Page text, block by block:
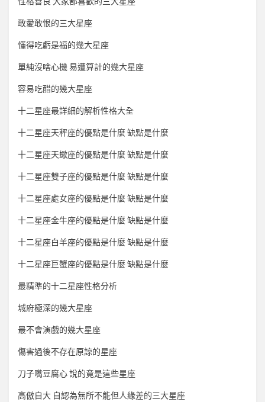
敢愛敢恨的三大星座
懂得吃虧是福的幾大星座
單純沒啥心機 易遭算計的幾大星座
容易吃醋的幾大星座
十二星座最詳細的解析性格大全
十二星座天秤座的優點是什麼 缺點是什麼
十二星座天蠍座的優點是什麼 缺點是什麼
十二星座雙子座的優點是什麼 缺點是什麼
十二星座處女座的優點是什麼 缺點是什麼
十二星座金牛座的優點是什麼 缺點是什麼
十二星座白羊座的優點是什麼 缺點是什麼
十二星座巨蟹座的優點是什麼 缺點是什麼
最精準的十二星座性格分析
城府極深的幾大星座
最不會演戲的幾大星座
傷害過後不存在原諒的星座
刀子嘴豆腐心 說的竟是這些星座
高傲自大 自認為無所不能但人緣差的三大星座